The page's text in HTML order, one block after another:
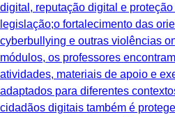
digital, reputação digital e
legislação;o fortalecimento das
cyberbullying e outras violências
módulos, os professores
atividades, materiais de apoio e
adaptados para diferentes
cidadãos digitais também é